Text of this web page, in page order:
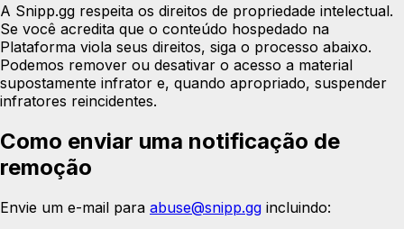
A Snipp.gg respeita os direitos de propriedade intelectual.
Se você acredita que o conteúdo hospedado na
Plataforma viola seus direitos, siga o processo abaixo.
Podemos remover ou desativar o acesso a material
supostamente infrator e, quando apropriado, suspender
infratores reincidentes.
Como enviar uma notificação de
remoção
Envie um e-mail para abuse@snipp.gg incluindo: